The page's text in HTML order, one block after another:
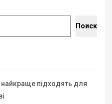
Поиск
найкраще підходять для